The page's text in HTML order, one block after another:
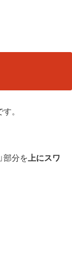
。
部分を 上にスワ